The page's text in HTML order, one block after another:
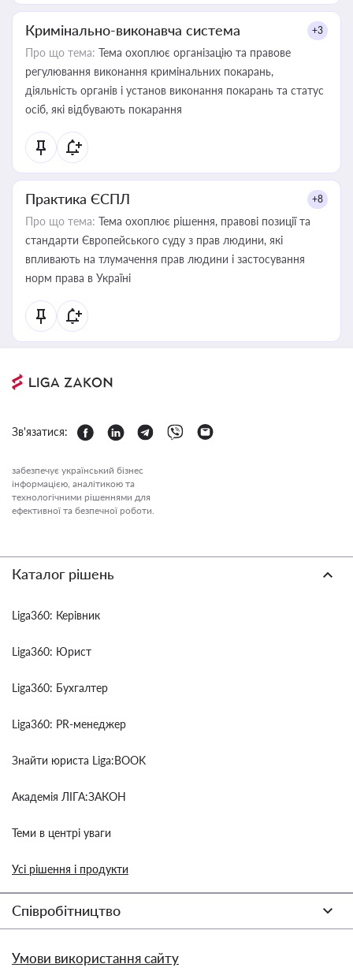
Кримінально-виконавча система +3
Про що тема: Тема охоплює організацію та правове
регулювання виконання кримінальних покарань,
діяльність органів і установ виконання покарань та статус
осіб, які відбувають покарання
Практика ЄСПЛ +8
Про що тема: Тема охоплює рішення, правові позиції та
стандарти Європейського суду з прав людини, які
впливають на тлумачення прав людини і застосування
норм права в Україні
Зв'язатися:
забезпечує український бізнес
інформацією, аналітикою та
технологічними рішеннями для
ефективної та безпечної роботи.
Каталог рішень
Liga360: Керівник
Liga360: Юрист
Liga360: Бухгалтер
Liga360: PR-менеджер
Знайти юриста Liga:BOOK
Академія ЛІГА:ЗАКОН
Теми в центрі уваги
Усі рішення і продукти
Співробітництво
Умови використання сайту